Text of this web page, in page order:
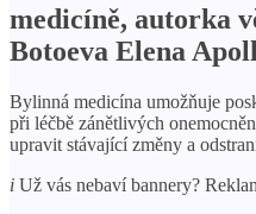
medicíně, autorka
Botoeva Elena
Bylinná medicína umožňuje
při léčbě zánětlivých
upravit stávající změny a
i Už vás nebaví bannery?